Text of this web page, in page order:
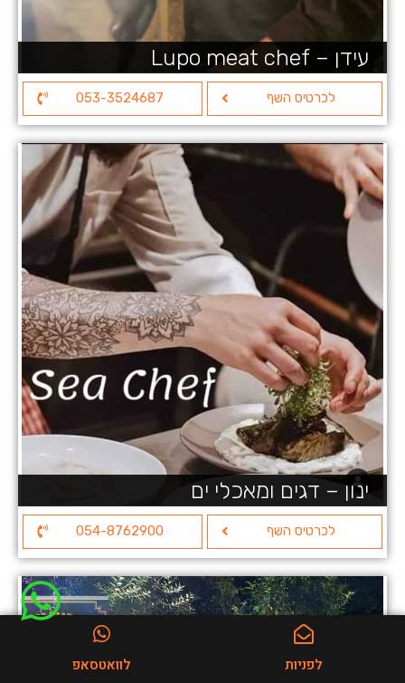
עידן – Lupo meat chef
לכרטיס השף 053-3524687
ינון – דגים ומאכלי ים
לכרטיס השף 054-8762900
לפניות לוואטסאפ